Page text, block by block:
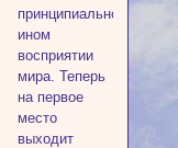
принципиально
ином
восприятии
мира. Теперь
на первое
место
выходит